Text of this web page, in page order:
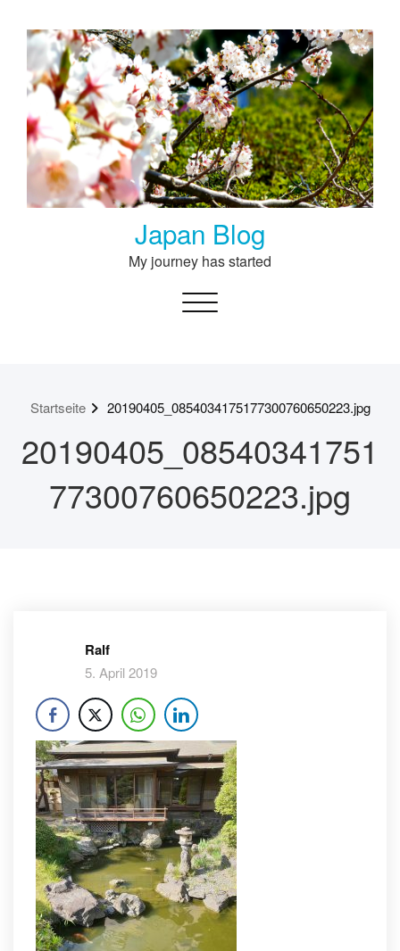
content
Japan Blog
My journey has started
Toggle navigation
Startseite 20190405_0854034175177300760650223.jpg
20190405_08540341751
77300760650223.jpg
Ralf
5. April 2019